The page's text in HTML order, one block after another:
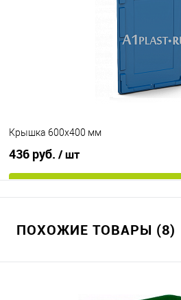
Крышка 600х400 мм
436 руб. / шт
В избранное
ПОХОЖИЕ ТОВАРЫ (8)